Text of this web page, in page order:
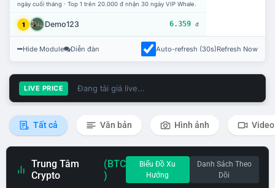
ngày cuối tháng · Top 1 trên 20.000 đ nhận 30 ngày VIP Whale.
1 Demo123 6.359 đ
Hide Module Diễn đàn Auto-refresh (30s)Refresh Now
LIVE PRICE Đang tải giá live...
Tất cả Văn bản Hình ảnh Video
Trung Tâm
Crypto
(BTC
)
Biểu Đồ Xu
Hướng
Danh Sách Theo
Dõi